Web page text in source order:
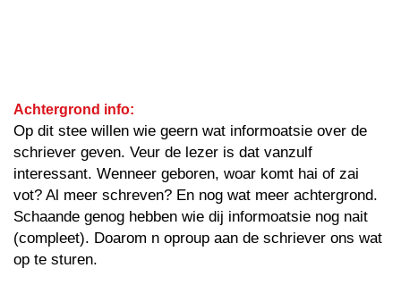
Achtergrond info:
Op dit stee willen wie geern wat informoatsie over de
schriever geven. Veur de lezer is dat vanzulf
interessant. Wenneer geboren, woar komt hai of zai
vot? Al meer schreven? En nog wat meer achtergrond.
Schaande genog hebben wie dij informoatsie nog nait
(compleet). Doarom n oproup aan de schriever ons wat
op te sturen.